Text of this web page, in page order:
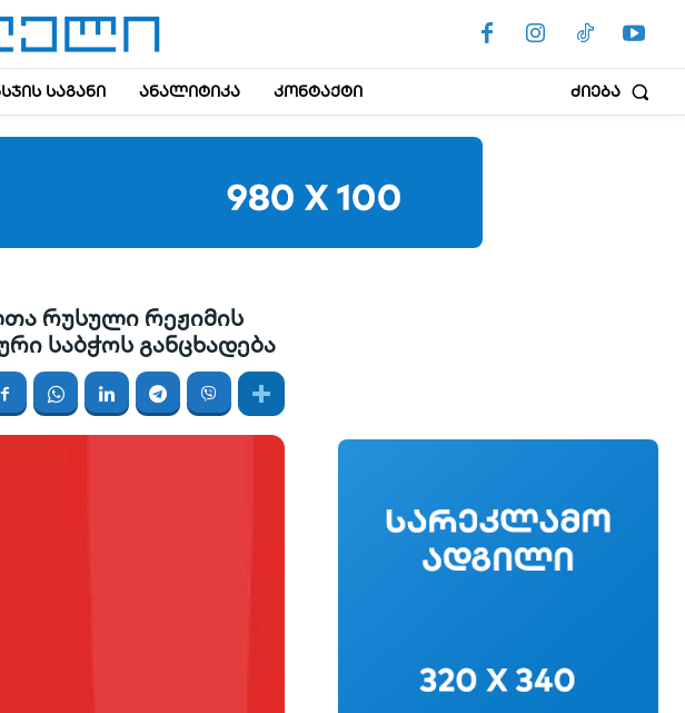
საგანი ანალიტიკა კონტაქტი ძიება
რუსული რეჟიმის
საბჭოს განცხადება